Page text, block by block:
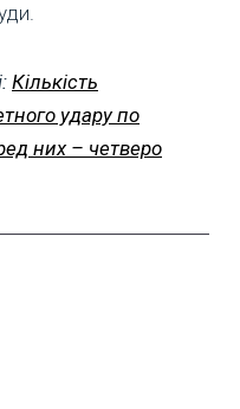
Кількість
удару по
них – четверо